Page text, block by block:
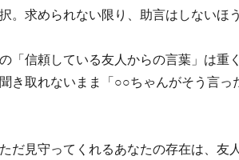
。求められない限り、助言はしないほ
「信頼している友人からの言葉」は重
き取れないまま「○○ちゃんがそう言
だ見守ってくれるあなたの存在は、友